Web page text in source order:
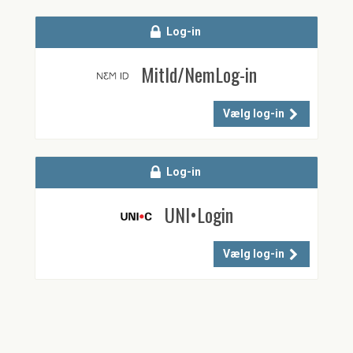
Log-in
MitId/NemLog-in
Vælg log-in
Log-in
UNI•Login
Vælg log-in